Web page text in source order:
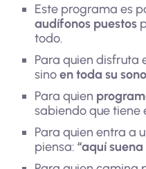
Este programa es
audífonos puestos
todo.
Para quien disfruta
sinoen toda su
Para quien
sabiendo que tiene
Para quien entra a
piensa: “aquí suena